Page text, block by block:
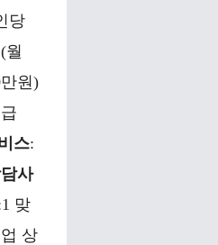
당
월
원)
스:
사
맞
상